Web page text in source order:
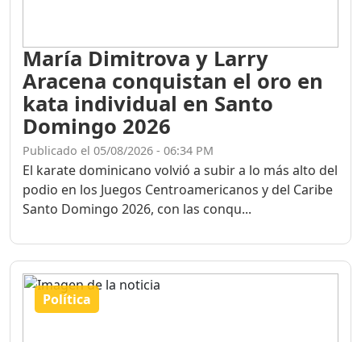
María Dimitrova y Larry
Aracena conquistan el oro en
kata individual en Santo
Domingo 2026
Publicado el 05/08/2026 - 06:34 PM
El karate dominicano volvió a subir a lo más alto del
podio en los Juegos Centroamericanos y del Caribe
Santo Domingo 2026, con las conqu...
Política